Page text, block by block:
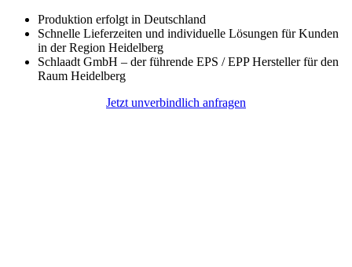
Produktion erfolgt in Deutschland
Schnelle Lieferzeiten und individuelle Lösungen für Kunden
in der Region Heidelberg
Schlaadt GmbH – der führende EPS / EPP Hersteller für den
Raum Heidelberg
Jetzt unverbindlich anfragen